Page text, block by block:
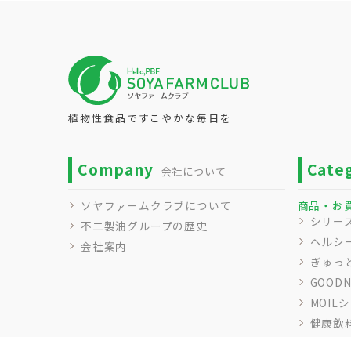
植物性食品ですこやかな毎日を
Company 会社について
ソヤファームクラブについて
不二製油グループの歴史
会社案内
商品・お
シリー
ヘルシ
ぎゅっ
MOIL
健康飲